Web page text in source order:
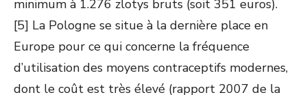
minimum à 1.276 zlotys bruts (soit 351 euros).
[5] La Pologne se situe à la dernière place en
Europe pour ce qui concerne la fréquence
d’utilisation des moyens contraceptifs modernes,
dont le coût est très élevé (rapport 2007 de la